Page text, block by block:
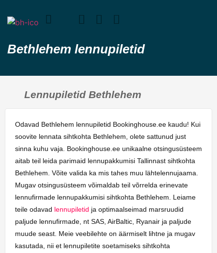
Bethlehem lennupiletid
Lennupiletid Bethlehem
Odavad Bethlehem lennupiletid Bookinghouse.ee kaudu! Kui
soovite lennata sihtkohta Bethlehem, olete sattunud just
sinna kuhu vaja. Bookinghouse.ee unikaalne otsingusüsteem
aitab teil leida parimaid lennupakkumisi Tallinnast sihtkohta
Bethlehem. Võite valida ka mis tahes muu lähtelennujaama.
Mugav otsingusüsteem võimaldab teil võrrelda erinevate
lennufirmade lennupakkumisi sihtkohta Bethlehem. Leiame
teile odavad lennupiletid ja optimaalseimad marsruudid
paljude lennufirmade, nt SAS, AirBaltic, Ryanair ja paljude
muude seast. Meie veebilehte on äärmiselt lihtne ja mugav
kasutada, nii et lennupiletite soetamiseks sihtkohta